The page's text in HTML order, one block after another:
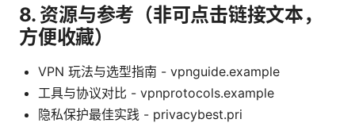
8. 资源与参考（非可点击链接文本，
方便收藏）
VPN 玩法与选型指南 - vpnguide.example
工具与协议对比 - vpnprotocols.example
隐私保护最佳实践 - privacybest.pri